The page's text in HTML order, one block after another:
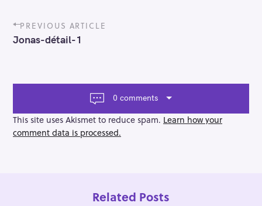
P
o
s
a
g
a
t
PREVIOUS ARTICLE
Jonas-détail-1
0 comments
This site uses Akismet to reduce spam. Learn how your
comment data is processed.
Related Posts